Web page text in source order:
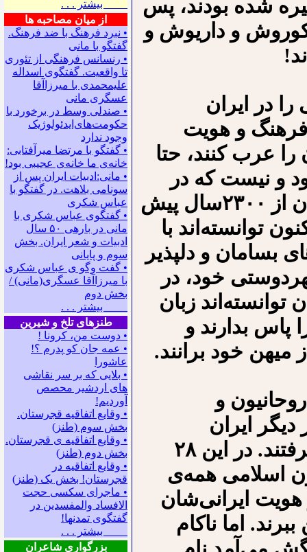
بیشتر . . .
از میان مصاحبه ها
• نبرد فرهنگ با ضد فرهنگ.
گفتگو با ﻣﺎﻧﻰ
• رنسانس فرهنگی ‌از تئوری
‌تا واقعیت. گفتگوی اسداله
علیمحمدی با میرزاآقا
عسگری ‌مانی
• صندلی وسط در برخورد با
حکومت‌های‌ایدئولوژیک
وجود ندارد
• گفتگو با مرتضا میرآفتابی:
ﺧﺎﻧﻪﻯ ﻣﺎ ﺧﺎﻧﻪﻯ ﻋﺠﻴﺒﻰ ﺑﻮﺩ!
• مانی:ادبیات ایران پس از
سونامی بلاهت. در گفتگو با
عباس شکری
• گفتگوی عباس شکری با
مانی در باره‍ی ۵۰ سال
ادبیات و شعر ایران. بخش
سوم و پایانی
• گفت وگو ی عباس شکری
با میرزاآقا عسگری(مانی) /
بخش دوم
بیشتر . . .
طنزهای تلخ و شیرین
• دوست من، کرونا !
• ﻋﻤﻪ ﺟﺎﻥ ﻛﻮ ﭘﺪﺭﻡ ؟!
عاشورا
• بلایی که بر سر نقاشی
های اردشیر محصص
آوردیم!
• وقایع اتفاقیه قجرستان.
بخش سوم (طنز)
• وقایع اتفاقیه ی قجرستان.
بخش دوم (طنز)
• وقایع اتفاقیه در
قجرستان! بخش یک (طنز)
• ماجرای سکسی حجت
الافساد والمفسدین در
گفتگوی تمدنها!
بیشتر . . .
بزرگواری شاعران
شده بودند، پس
کوروش و داریوش و
در ایران
فرهنگ و هویت
را عرب کنند، حتا
و نیست که در
کشورهای عربی حاکم بود و هست. ایرانیان از ۲۳۰۰سال پیش
توانسته‌اند با
بسامان و دلپذیر
خود، در
توانسته‌اند زبان
پاس بدارند و
میهن خود برانند.
و
دیگر ایران
اهورائی و کهن‌سال را زیر سلطه‌ی خود گرفتند. در این ۲۸
اسلامی همه‌ی
هویت ایرانی‌شان
اما ناکام